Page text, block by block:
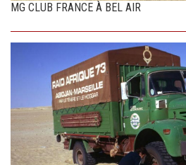
MG CLUB FRANCE À BEL AIR